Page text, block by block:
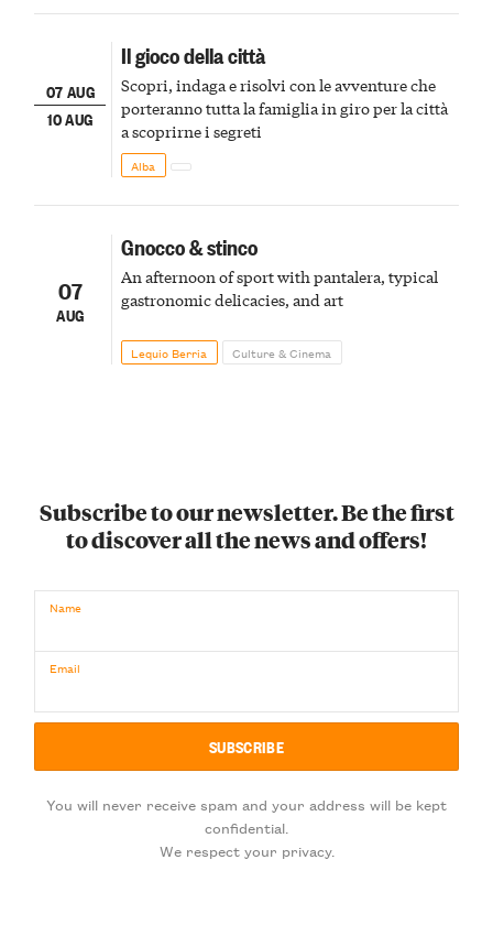
07 AUG
10 AUG
Il gioco della città
Scopri, indaga e risolvi con le avventure che
porteranno tutta la famiglia in giro per la città
a scoprirne i segreti
Alba
07
AUG
Gnocco & stinco
An afternoon of sport with pantalera, typical
gastronomic delicacies, and art
Lequio Berria Culture & Cinema
Subscribe to our newsletter. Be the first
to discover all the news and offers!
Name
Email
You will never receive spam and your address will be kept
confidential.
We respect your privacy.